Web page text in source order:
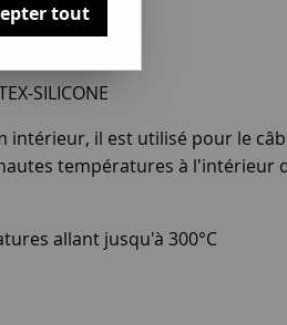
SILICONE
intérieur, il est utilisé pour le
températures à l'intérieur
allant jusqu'à 300°C
tout